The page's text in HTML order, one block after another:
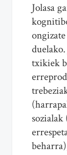
Jolasa
txikiek